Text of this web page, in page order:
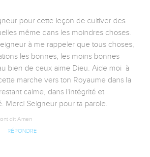
pour cette leçon de cultiver des
même dans les moindres choses.
à me rappeler que tous choses,
les bonnes, les moins bonnes
bien de ceux aime Dieu. Aide moi  à
marche vers ton Royaume dans la
calme, dans l'intégrité et
Merci Seigneur pour ta parole.
dit Amen
RÉPONDRE